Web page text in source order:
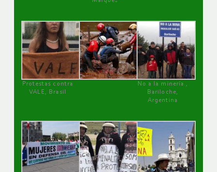
Protestas contra
VALE, Brasil
No a la minería ,
Bariloche,
Argentina